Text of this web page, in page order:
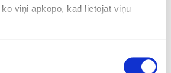
viņi apkopo, kad lietojat viņu
Business Awards (EBA)